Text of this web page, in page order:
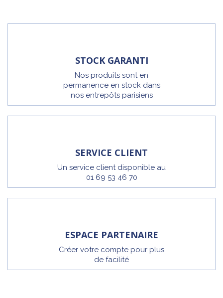
STOCK GARANTI
Nos produits sont en
permanence en stock dans
nos entrepôts parisiens
SERVICE CLIENT
Un service client disponible au
01 69 53 46 70
ESPACE PARTENAIRE
Créer votre compte pour plus
de facilité